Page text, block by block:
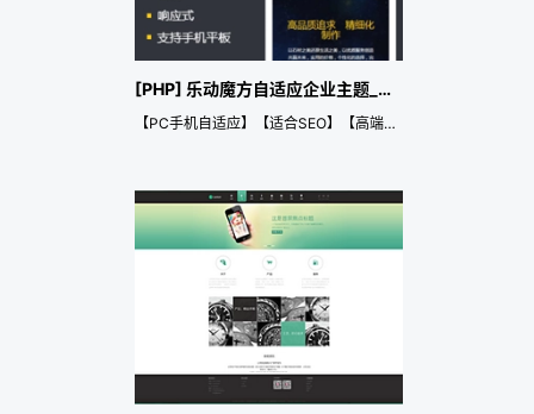
[PHP] 乐动魔方自适应企业主题_PHP
【PC手机自适应】【适合SEO】【高端企业主题】【4种风格任意切换】